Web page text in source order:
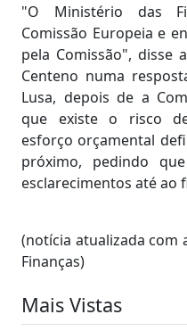
"O Ministério das
Comissão Europeia e
pela Comissão", disse
Centeno numa
Lusa, depois de a
que existe o risco
esforço orçamental
próximo, pedindo
esclarecimentos até ao
(notícia atualizada com
Finanças)
Mais Vistas